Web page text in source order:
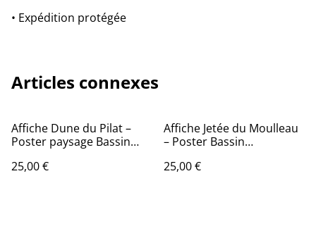
• Expédition protégée
Articles connexes
Affiche Dune du Pilat –
Poster paysage Bassin
murale nature
25,00 €
Affiche Jetée du Moulleau
– Poster Bassin
murale bord de mer
25,00 €